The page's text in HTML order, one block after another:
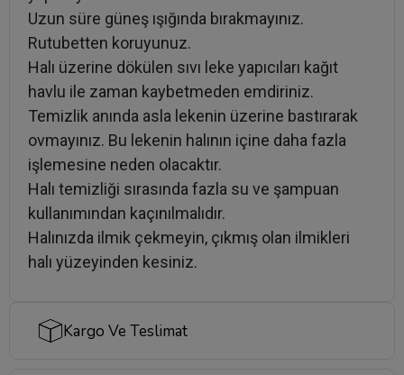
Uzun süre güneş ışığında bırakmayınız.
Rutubetten koruyunuz.
Halı üzerine dökülen sıvı leke yapıcıları kağıt
havlu ile zaman kaybetmeden emdiriniz.
Temizlik anında asla lekenin üzerine bastırarak
ovmayınız. Bu lekenin halının içine daha fazla
işlemesine neden olacaktır.
Halı temizliği sırasında fazla su ve şampuan
kullanımından kaçınılmalıdır.
Halınızda ilmik çekmeyin, çıkmış olan ilmikleri
halı yüzeyinden kesiniz.
Kargo Ve Teslimat